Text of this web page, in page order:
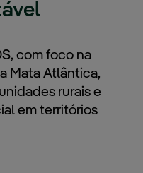
com foco na
Mata Atlântica,
rurais e
em territórios